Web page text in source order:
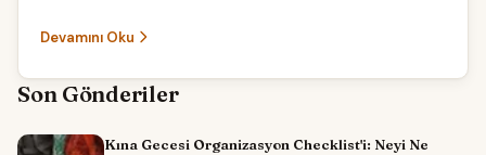
Devamını Oku
Son Gönderiler
Kına Gecesi Organizasyon Checklist'i: Neyi Ne